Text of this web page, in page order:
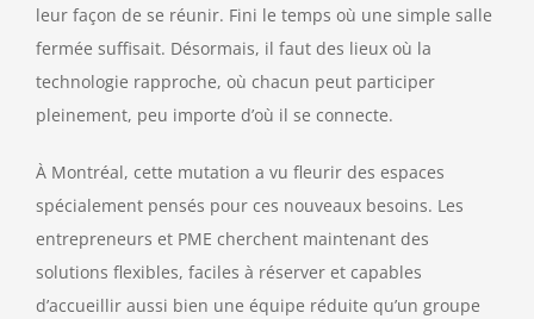
leur façon de se réunir. Fini le temps où une simple salle
fermée suffisait. Désormais, il faut des lieux où la
technologie rapproche, où chacun peut participer
pleinement, peu importe d’où il se connecte.
À Montréal, cette mutation a vu fleurir des espaces
spécialement pensés pour ces nouveaux besoins. Les
entrepreneurs et PME cherchent maintenant des
solutions flexibles, faciles à réserver et capables
d’accueillir aussi bien une équipe réduite qu’un groupe